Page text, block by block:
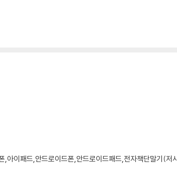
아이패드,안드로이드폰,안드로이드패드,전자책단말기(